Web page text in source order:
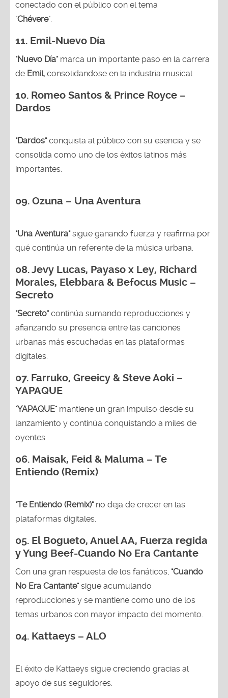
conectado con el público con el tema
"Chévere".
11. Emil-Nuevo Día
"Nuevo Día"marca un importante paso en la carrera
de Emil, consolidandose en la industria musical.
10. Romeo Santos & Prince Royce –
Dardos
"Dardos"conquista al público con su esencia y se
consolida como uno de los éxitos latinos más
importantes.
09. Ozuna – Una Aventura
"Una Aventura"sigue ganando fuerza y reafirma por
qué continúa un referente de la música urbana.
08. Jevy Lucas, Payaso x Ley, Richard
Morales, Elebbara & Befocus Music –
Secreto
"Secreto"continúa sumando reproducciones y
afianzando su presencia entre las canciones
urbanas más escuchadas en las plataformas
digitales.
07. Farruko, Greeicy & Steve Aoki –
YAPAQUE
"YAPAQUE"mantiene un gran impulso desde su
lanzamiento y continúa conquistando a miles de
oyentes.
06. Maisak, Feid & Maluma – Te
Entiendo (Remix)
"Te Entiendo (Remix)"no deja de crecer en las
plataformas digitales.
05. El Bogueto, Anuel AA, Fuerza regida
y Yung Beef-Cuando No Era Cantante
Con una gran respuesta de los fanáticos, "Cuando
No Era Cantante"sigue acumulando
reproducciones y se mantiene como uno de los
temas urbanos con mayor impacto del momento.
04. Kattaeys – ALO
El éxito de Kattaeys sigue creciendo gracias al
apoyo de sus seguidores.